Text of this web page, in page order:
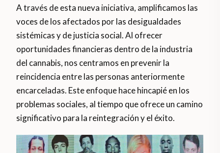
A través de esta nueva iniciativa, amplificamos las
voces de los afectados por las desigualdades
sistémicas y de justicia social. Al ofrecer
oportunidades financieras dentro de la industria
del cannabis, nos centramos en prevenir la
reincidencia entre las personas anteriormente
encarceladas. Este enfoque hace hincapié en los
problemas sociales, al tiempo que ofrece un camino
significativo para la reintegración y el éxito.